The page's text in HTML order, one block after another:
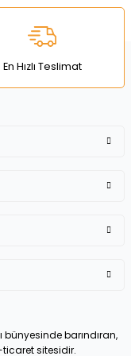
En Hızlı Teslimat
bünyesinde barındıran,
ticaret sitesidir.